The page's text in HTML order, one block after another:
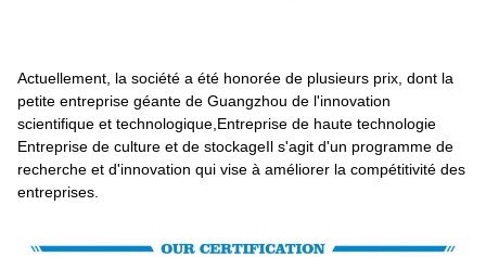
Actuellement, la société a été honorée de plusieurs prix, dont la
petite entreprise géante de Guangzhou de l'innovation
scientifique et technologique,Entreprise de haute technologie
Entreprise de culture et de stockageIl s'agit d'un programme de
recherche et d'innovation qui vise à améliorer la compétitivité des
entreprises.